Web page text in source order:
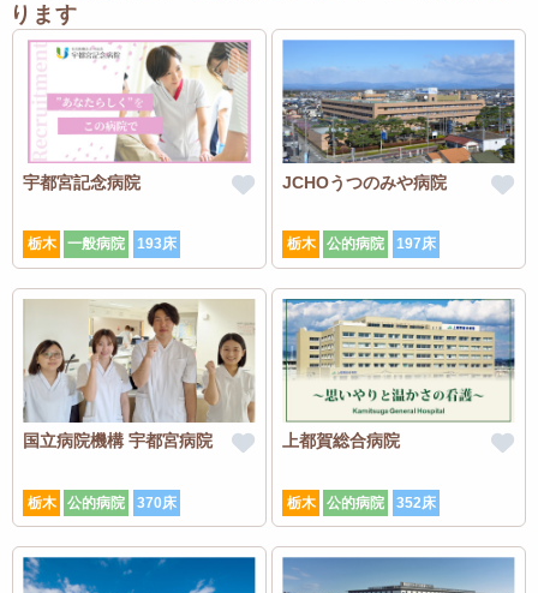
ります
宇都宮記念病院
栃木 一般病院 193床
JCHOうつのみや病院
栃木 公的病院 197床
国立病院機構 宇都宮病院
栃木 公的病院 370床
上都賀総合病院
栃木 公的病院 352床